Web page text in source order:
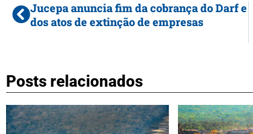
Jucepa anuncia fim da cobrança do Darf e
dos atos de extinção de empresas
Posts relacionados